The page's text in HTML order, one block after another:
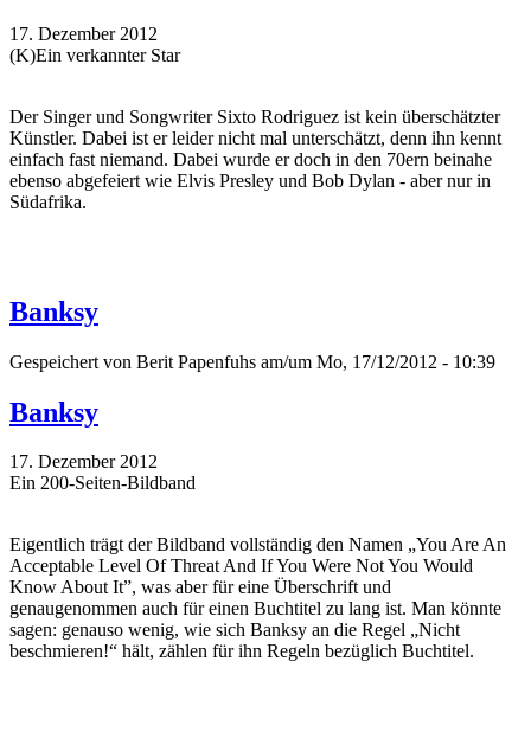
17. Dezember 2012
(K)Ein verkannter Star
Der Singer und Songwriter Sixto Rodriguez ist kein überschätzter
Künstler. Dabei ist er leider nicht mal unterschätzt, denn ihn kennt
einfach fast niemand. Dabei wurde er doch in den 70ern beinahe
ebenso abgefeiert wie Elvis Presley und Bob Dylan - aber nur in
Südafrika.
Banksy
Gespeichert von Berit Papenfuhs am/um Mo, 17/12/2012 - 10:39
Banksy
17. Dezember 2012
Ein 200-Seiten-Bildband
Eigentlich trägt der Bildband vollständig den Namen „You Are An
Acceptable Level Of Threat And If You Were Not You Would
Know About It”, was aber für eine Überschrift und
genaugenommen auch für einen Buchtitel zu lang ist. Man könnte
sagen: genauso wenig, wie sich Banksy an die Regel „Nicht
beschmieren!“ hält, zählen für ihn Regeln bezüglich Buchtitel.